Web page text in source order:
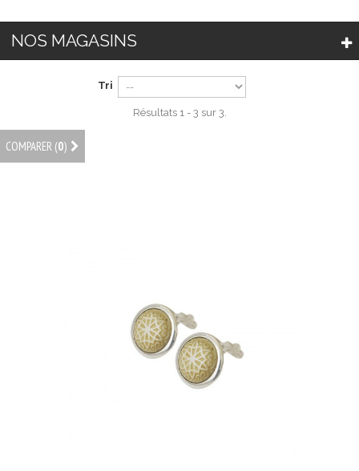
NOS MAGASINS
Tri
Résultats 1 - 3 sur 3.
COMPARER (0)